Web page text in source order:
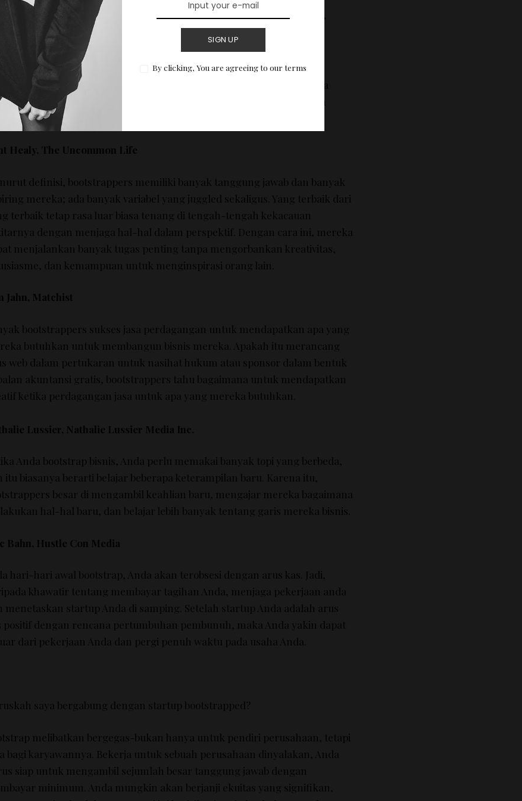
SIGN UP
By clicking, You are agreeing to our terms
#MVP yang dengan biaya rendah -AnnMJavier
yang dibutuhkan untuk bootstrap?
bisa menerapkan “Bootstrap” dalam pola pikir bootstrap, di sini ada
saran dan wawasan dari pengusaha yang berhasil menerapkan
untuk usaha mereka:
Healy, The Uncommon Life
definisi, bootstrappers memiliki banyak tanggung jawab dan banyak
mereka; ada banyak variabel yang juggled sekaligus. Yang terbaik dari
terbaik tetap rasa luar biasa tenang di tengah-tengah kekacauan
dengan menjaga hal-hal dalam perspektif. Dengan cara ini, mereka
menjalankan banyak tugas penting tanpa mengorbankan kreativitas,
dan kemampuan untuk menginspirasi orang lain.
Jahn, Matchist
bootstrappers sukses jasa perdagangan untuk mendapatkan apa yang
butuhkan untuk membangun bisnis mereka.
Apakah itu merancang
web dalam pertukaran untuk nasihat hukum atau sponsor dalam bentuk
akuntansi gratis, bootstrappers tahu bagaimana untuk mendapatkan
ketika perdagangan jasa untuk apa yang mereka butuhkan.
Lussier, Nathalie Lussier Media Inc.
Anda bootstrap bisnis, Anda perlu memakai banyak topi yang berbeda,
itu biasanya berarti belajar beberapa keterampilan baru. Karena itu,
besar di mengambil keahlian baru, mengajar mereka bagaimana
hal-hal baru, dan belajar lebih banyak tentang garis mereka bisnis.
Bahn, Hustle Con Media
hari-hari awal bootstrap, Anda akan terobsesi dengan arus kas. Jadi,
khawatir tentang membayar tagihan Anda, menjaga pekerjaan anda
menetaskan startup Anda di samping. Setelah startup Anda adalah arus
positif dengan rencana pertumbuhan pembunuh, maka Anda yakin dapat
dari pekerjaan Anda dan pergi penuh waktu pada usaha Anda.
saya bergabung dengan startup bootstrapped?
melibatkan bergegas-bukan hanya untuk pendiri perusahaan, tetapi
bagi karyawannya. Bekerja untuk sebuah perusahaan dinyalakan, Anda
siap untuk mengambil sejumlah besar tanggung jawab dengan
minimum.
Anda mungkin akan berjanji ekuitas yang signifikan,